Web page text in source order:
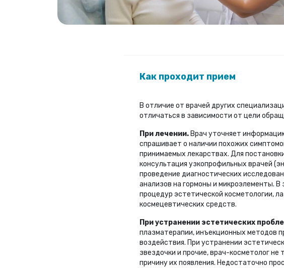
Как проходит прием
В отличие от врачей других
отличаться в зависимости от цели
При лечении. Врач уточняет
спрашивает о наличии похожих
принимаемых лекарствах. Для
консультация узкопрофильных врачей
проведение диагностических
анализов на гормоны и микроэлементы.
процедур эстетической косметологии,
космецевтических средств.
При устранении эстетических
плазматерапии, инъекционных методов
воздействия. При устранении
звездочки и прочие, врач-косметолог
причину их появления. Недостаточно